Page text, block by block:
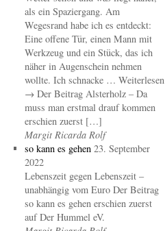
als ein Spaziergang. Am
Wegesrand habe ich es entdeckt:
Eine offene Tür, einen Mann mit
Werkzeug und ein Stück, das ich
näher in Augenschein nehmen
wollte. Ich schnacke … Weiterlesen
→ Der Beitrag Alsterholz – Da
muss man erstmal drauf kommen
erschien zuerst […]
Margit Ricarda Rolf
so kann es gehen 23. September
2022
Lebenszeit gegen Lebenszeit –
unabhängig vom Euro Der Beitrag
so kann es gehen erschien zuerst
auf Der Hummel eV.